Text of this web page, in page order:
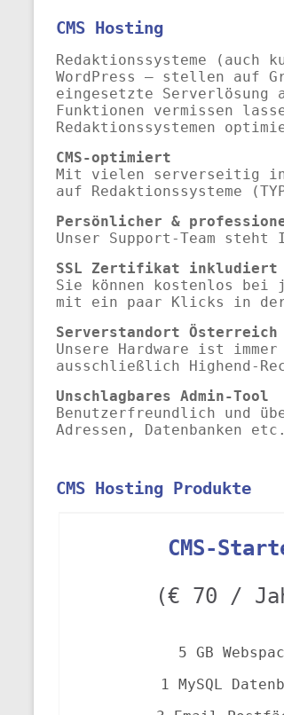
CMS Hosting
Redaktionssysteme (auch
WordPress – stellen auf
eingesetzte
Funktionen vermissen
Redaktionssystemen
CMS-optimiert
Mit vielen serverseitig
auf Redaktionssysteme
Persönlicher &
Unser Support-Team
SSL Zertifikat inkludiert
Sie können kostenlos
mit ein paar Klicks in der
Serverstandort Österreich
Unsere Hardware ist
ausschließlich Highend-
Unschlagbares Admin-Tool
Benutzerfreundlich und
Adressen, Datenbanken etc.
CMS Hosting Produkte
CMS-
(€ 70 /
5 GB
1 MySQL